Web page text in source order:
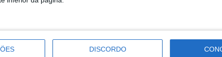
DISCORDO